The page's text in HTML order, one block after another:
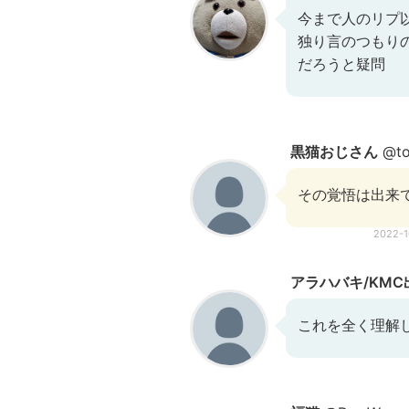
今まで人のリプ
独り言のつもり
だろうと疑問
黒猫おじさん
その覚悟は出来
2022-
アラハバキ/KMC
これを全く理解